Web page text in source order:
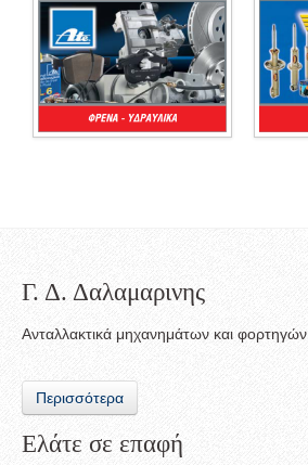
Γ. Δ. Δαλαμαρινης
Ανταλλακτικά μηχανημάτων και φορτηγών
Περισσότερα
Ελάτε σε επαφή